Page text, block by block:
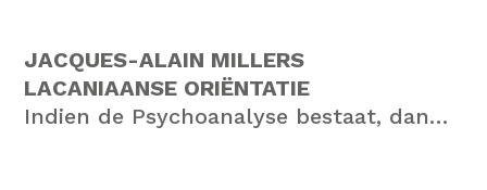
JACQUES-ALAIN MILLERS
LACANIAANSE ORIËNTATIE
Indien de Psychoanalyse bestaat, dan…